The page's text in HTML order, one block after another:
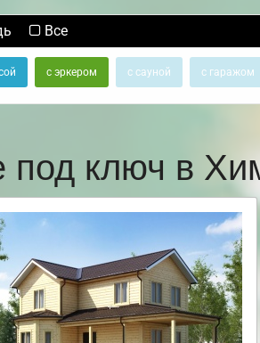
Все
с эркером с сауной с гаражом
под ключ в